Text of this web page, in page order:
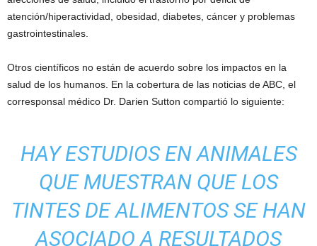
atención/hiperactividad, obesidad, diabetes, cáncer y problemas
gastrointestinales.
Otros científicos no están de acuerdo sobre los impactos en la
salud de los humanos. En la cobertura de las noticias de ABC, el
corresponsal médico Dr. Darien Sutton compartió lo siguiente:
HAY ESTUDIOS EN ANIMALES
QUE MUESTRAN QUE LOS
TINTES DE ALIMENTOS SE HAN
ASOCIADO A RESULTADOS